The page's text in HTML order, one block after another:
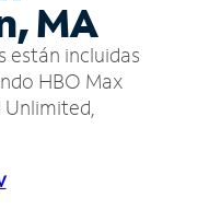
MA
están incluidas
HBO Max
Unlimited,